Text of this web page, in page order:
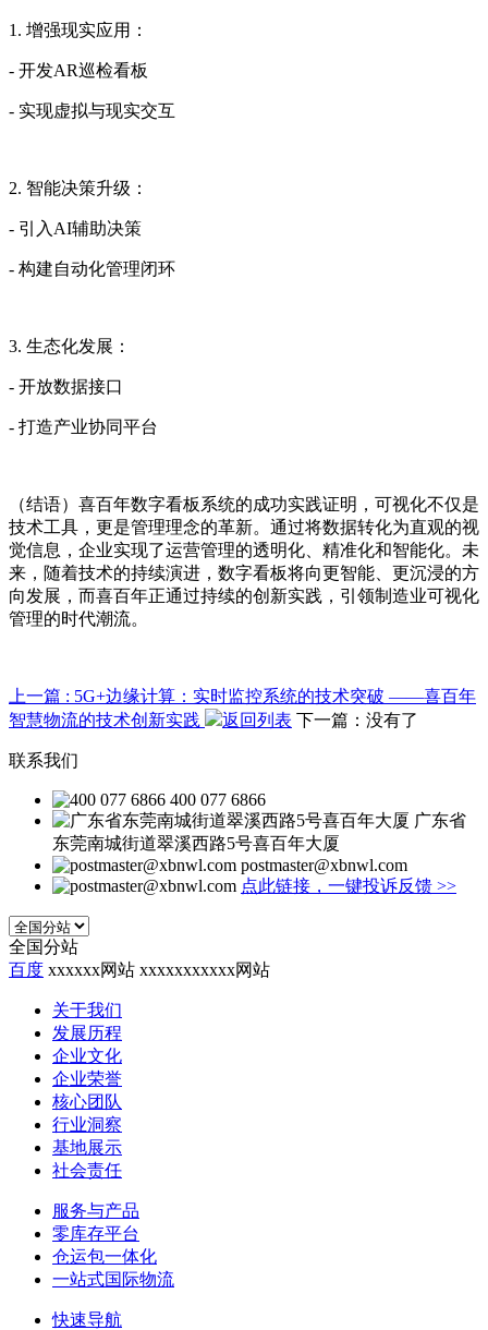
1. 增强现实应用：
- 开发AR巡检看板
- 实现虚拟与现实交互
2. 智能决策升级：
- 引入AI辅助决策
- 构建自动化管理闭环
3. 生态化发展：
- 开放数据接口
- 打造产业协同平台
（结语）喜百年数字看板系统的成功实践证明，可视化不仅是
技术工具，更是管理理念的革新。通过将数据转化为直观的视
觉信息，企业实现了运营管理的透明化、精准化和智能化。未
来，随着技术的持续演进，数字看板将向更智能、更沉浸的方
向发展，而喜百年正通过持续的创新实践，引领制造业可视化
管理的时代潮流。
上一篇 : 5G+边缘计算：实时监控系统的技术突破 ——喜百年
智慧物流的技术创新实践
返回列表 下一篇：没有了
联系我们
400 077 6866
广东省
东莞南城街道翠溪西路5号喜百年大厦
postmaster@xbnwl.com
点此链接，一键投诉反馈 >>
全国分站
百度 xxxxxx网站 xxxxxxxxxxx网站
关于我们
发展历程
企业文化
企业荣誉
核心团队
行业洞察
基地展示
社会责任
服务与产品
零库存平台
仓运包一体化
一站式国际物流
快速导航